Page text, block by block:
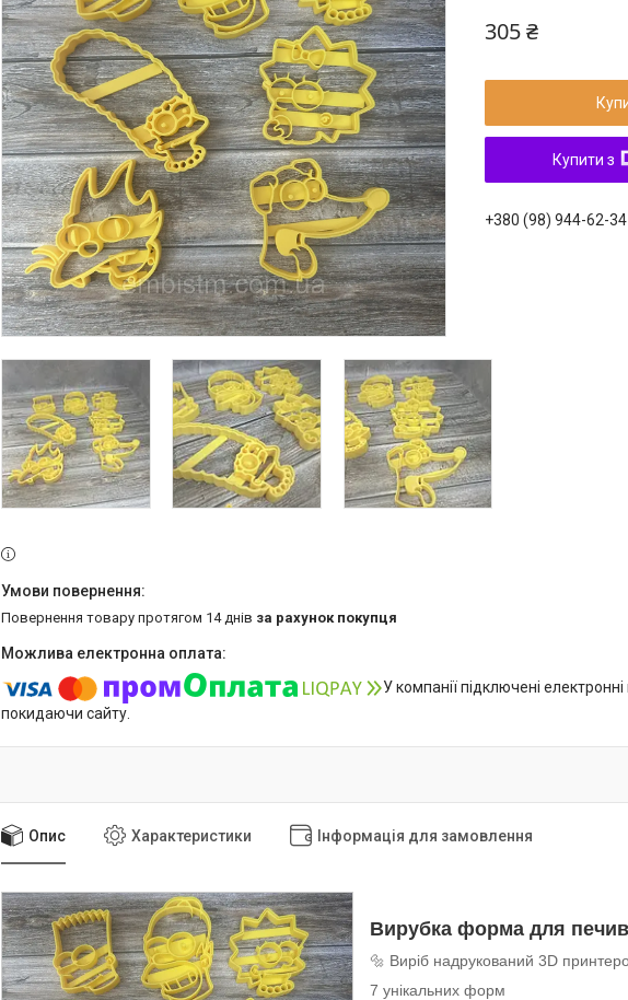
305 ₴
Купити з
+380 (98) 944-62-34
повернення товару протягом 14 днів за рахунок покупця
У компанії підключені
покидаючи сайту.
Опис Характеристики Інформація для замовлення
Вирубка форма для
🔩 Виріб надрукований 3D
7 унікальних форм